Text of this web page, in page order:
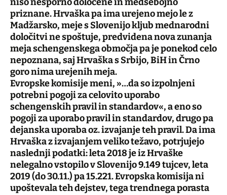
priznane. Hrvaška pa ima urejeno mejo le z
Madžarsko, meje s Slovenijo kljub mednarodni
določitvi ne spoštuje, predvidena nova zunanja
meja schengenskega območja pa je ponekod celo
nepoznana, saj Hrvaška s Srbijo, BiH in Črno
goro nima urejenih meja.
Evropske komisije meni, »…da so izpolnjeni
potrebni pogoji za celovito uporabo
schengenskih pravil in standardov«, a eno so
pogoji za uporabo pravil in standardov, drugo pa
dejanska uporaba oz. izvajanje teh pravil. Da ima
Hrvaška z izvajanjem veliko težavo, potrjujejo
naslednji podatki: leta 2018 je iz Hrvaške
nelegalno vstopilo v Slovenijo 9.149 tujcev, leta
2019 (do 30.11.) pa 15.221. Evropska komisija ni
upoštevala teh dejstev, tega trendnega porasta